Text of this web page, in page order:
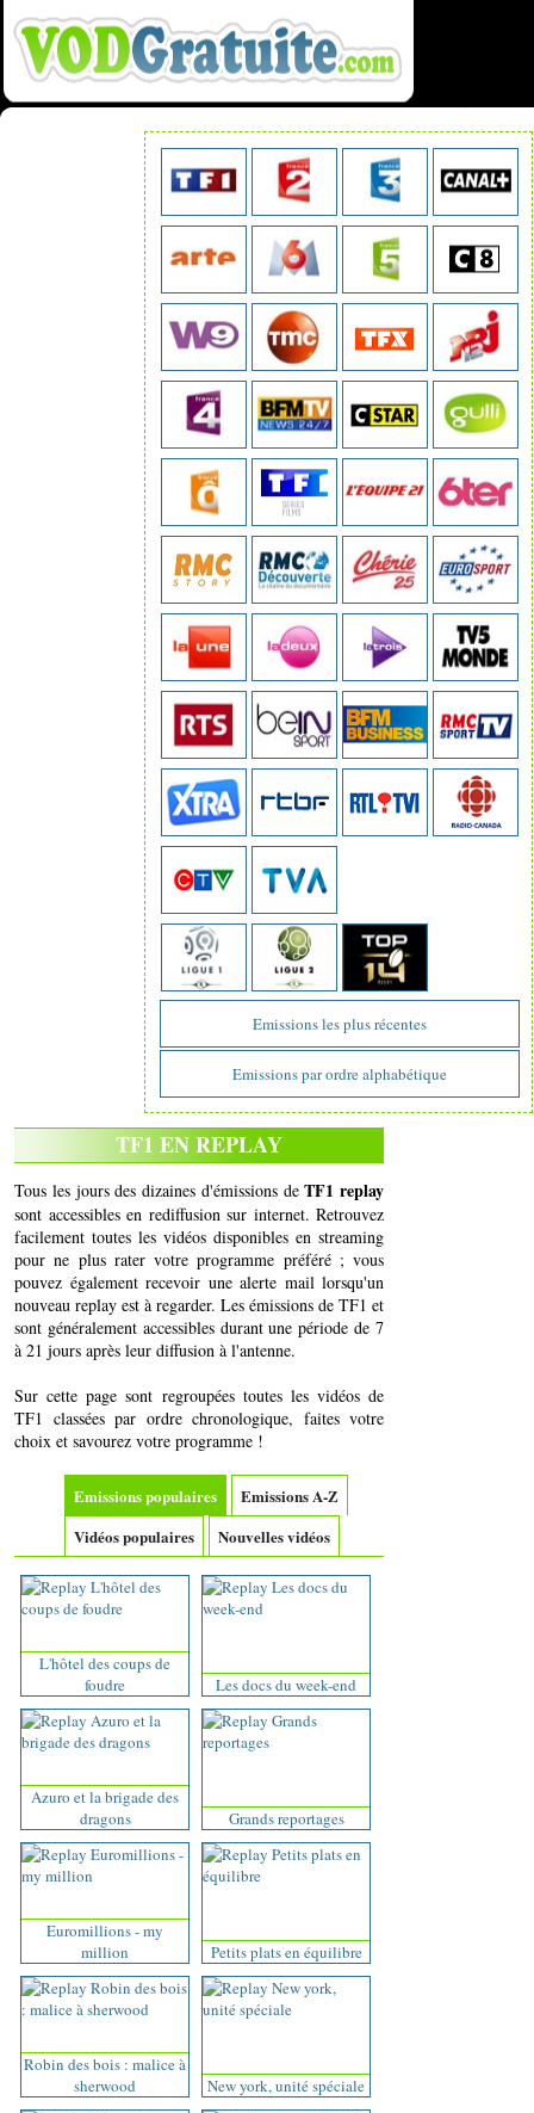
Emissions les plus récentes
Emissions par ordre alphabétique
TF1 EN REPLAY
Tous les jours des dizaines d'émissions deTF1 replay
sont accessibles en rediffusion sur internet. Retrouvez
facilement toutes les vidéos disponibles en streaming
pour ne plus rater votre programme préféré ; vous
pouvez également recevoir une alerte mail lorsqu'un
nouveau replay est à regarder. Les émissions de TF1 et
sont généralement accessibles durant une période de 7
à 21 jours après leur diffusion à l'antenne.
Sur cette page sont regroupées toutes les vidéos de
TF1 classées par ordre chronologique, faites votre
choix et savourez votre programme !
Emissions populaires
Emissions A-Z
Vidéos populaires
Nouvelles vidéos
L'hôtel des coups de
foudre
Les docs du week-end
Azuro et la brigade des
dragons
Grands reportages
Euromillions - my
million
Petits plats en équilibre
Robin des bois : malice à
sherwood
New york, unité spéciale